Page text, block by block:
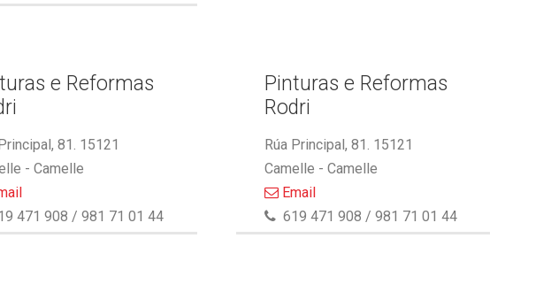
e Reformas
81. 15121
- Camelle
471 908 / 981 71 01 44
Pinturas e Reformas
Rodri
Rúa Principal, 81. 15121
Camelle - Camelle
Email
619 471 908 / 981 71 01 44